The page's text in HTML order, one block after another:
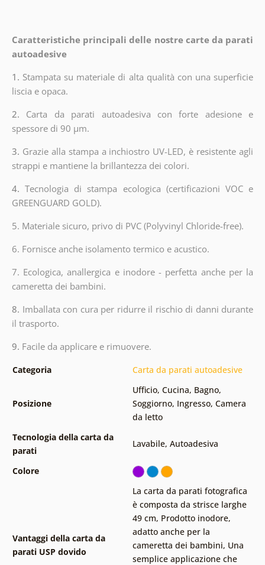
Caratteristiche principali delle nostre carte da parati
autoadesive
1. Stampata su materiale di alta qualità con una superficie
liscia e opaca.
2. Carta da parati autoadesiva con forte adesione e
spessore di 90 µm.
3. Grazie alla stampa a inchiostro UV-LED, è resistente agli
strappi e mantiene la brillantezza dei colori.
4.Tecnologia di stampa ecologica (certificazioni VOC e
GREENGUARD GOLD).
5. Materiale sicuro, privo di PVC (Polyvinyl Chloride-free).
6. Fornisce anche isolamento termico e acustico.
7. Ecologica, anallergica e inodore - perfetta anche per la
cameretta dei bambini.
8. Imballata con cura per ridurre il rischio di danni durante
il trasporto.
9. Facile da applicare e rimuovere.
Categoria Carta da parati autoadesive
Posizione
Ufficio, Cucina, Bagno,
Soggiorno, Ingresso, Camera
da letto
Tecnologia della carta da
parati
Lavabile, Autoadesiva
Colore
Vantaggi della carta da
parati USP dovido
La carta da parati fotografica
è composta da strisce larghe
49 cm, Prodotto inodore,
adatto anche per la
cameretta dei bambini, Una
semplice applicazione che